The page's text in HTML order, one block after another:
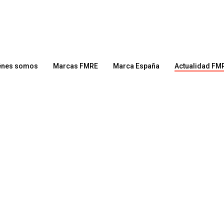
somos Marcas FMRE Marca España Actualidad